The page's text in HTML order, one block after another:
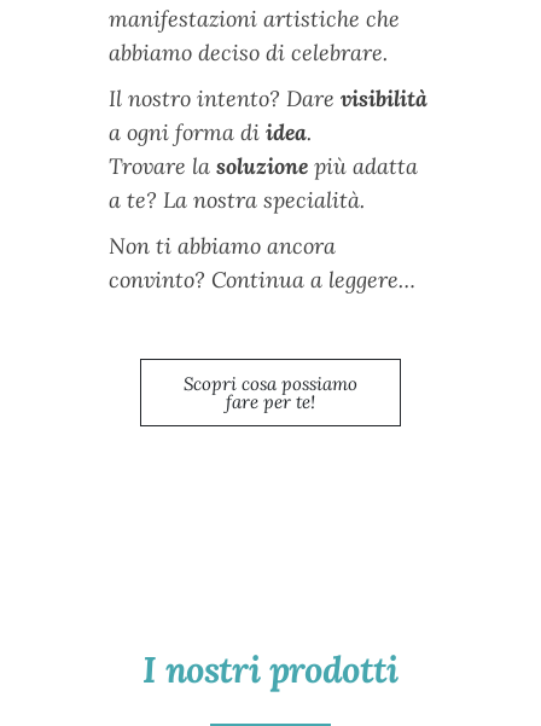
manifestazioni artistiche che
abbiamo deciso di celebrare.
Il nostro intento? Dare visibilità
a ogni forma di idea.
Trovare la soluzione più adatta
a te? La nostra specialità.
Non ti abbiamo ancora
convinto? Continua a leggere…
Scopri cosa possiamo
fare per te!
I nostri prodotti